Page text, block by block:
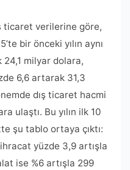
ticaret verilerine göre,
bir önceki yılın aynı
milyar dolara,
6,6 artarak 31,3
dış ticaret hacmi
ulaştı. Bu yılın ilk 10
şu tablo ortaya çıktı:
yüzde 3,9 artışla
ise %6 artışla 299